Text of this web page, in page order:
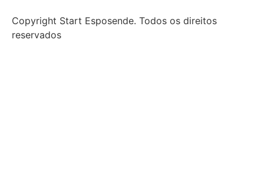
Copyright Start Esposende. Todos os direitos
reservados